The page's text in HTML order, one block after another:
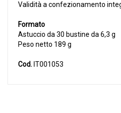
Validità a confezionamento
Formato
Astuccio da 30 bustine da 6,3 g
Peso netto 189 g
Cod. IT001053